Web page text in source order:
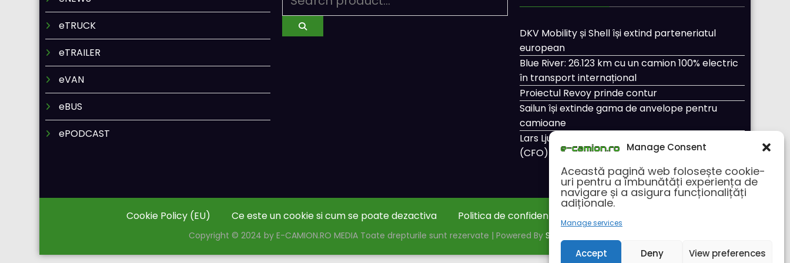
Manage Consent
Această pagină web folosește cookie-
uri pentru a îmbunătăți experiența de
navigare și a asigura funcționalițăți
adiționale.
Manage services
Accept Deny View preferences
eTRUCK
eTRAILER
eVAN
eBUS
ePODCAST
DKV Mobility și Shell își extind parteneriatul
european
Blue River: 26.123 km cu un camion 100% electric
în transport internațional
Proiectul Revoy prinde contur
Sailun își extinde gama de anvelope pentru
camioane
Lars Ljungström a fost numit director general
(CFO) pentru cellcentric
Cookie Policy (EU) Ce este un cookie si cum se poate dezactiva Politica de confidentialitate
Copyright © 2024 by E-CAMION.RO MEDIA Toate drepturile sunt rezervate | Powered By SpiceThemes